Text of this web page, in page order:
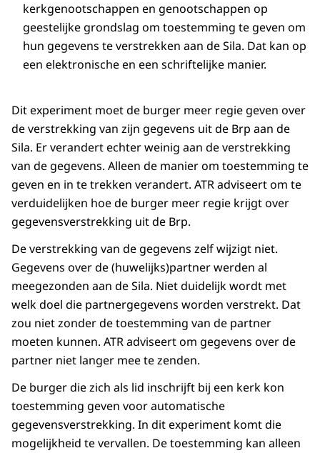
kerkgenootschappen en genootschappen op
geestelijke grondslag om toestemming te geven om
hun gegevens te verstrekken aan de Sila. Dat kan op
een elektronische en een schriftelijke manier.
Dit experiment moet de burger meer regie geven over
de verstrekking van zijn gegevens uit de Brp aan de
Sila. Er verandert echter weinig aan de verstrekking
van de gegevens. Alleen de manier om toestemming te
geven en in te trekken verandert. ATR adviseert om te
verduidelijken hoe de burger meer regie krijgt over
gegevensverstrekking uit de Brp.
De verstrekking van de gegevens zelf wijzigt niet.
Gegevens over de (huwelijks)partner werden al
meegezonden aan de Sila. Niet duidelijk wordt met
welk doel die partnergegevens worden verstrekt. Dat
zou niet zonder de toestemming van de partner
moeten kunnen. ATR adviseert om gegevens over de
partner niet langer mee te zenden.
De burger die zich als lid inschrijft bij een kerk kon
toestemming geven voor automatische
gegevensverstrekking. In dit experiment komt die
mogelijkheid te vervallen. De toestemming kan alleen